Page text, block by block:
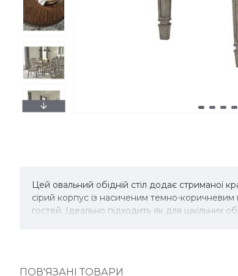
Цей овальний обідній стіл додає стриманої
сірий корпус із насиченим темно-
гостей. Ідеально підходить як для шкільних
ПОВ'ЯЗАНІ ТОВАРИ